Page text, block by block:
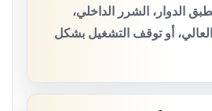
الدوار، الشرر الداخلي،
أو توقف التشغيل بشكل